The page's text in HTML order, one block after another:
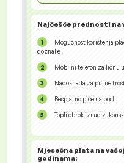
Najčešće prednosti na
Mogućnost korištenja
doznake
Mobilni telefon za ličnu
Nadoknada za putne
Besplatno piće na poslu
Topli obrok iznad
Mjesečna plata na
godinama: